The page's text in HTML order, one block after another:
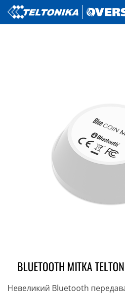
BLUETOOTH МІТКА
Невеликий Bluetooth